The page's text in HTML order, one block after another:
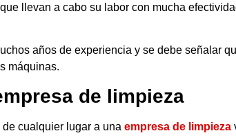
llevan a cabo su labor con mucha
años de experiencia y se debe señalar
máquinas.
de limpieza
cualquier lugar a una empresa de limpieza